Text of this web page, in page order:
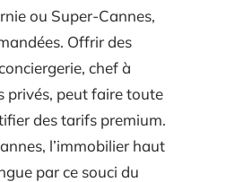
ou Super-Cannes,
Offrir des
chef à
privés, peut faire toute
des tarifs premium.
l’immobilier haut
par ce souci du